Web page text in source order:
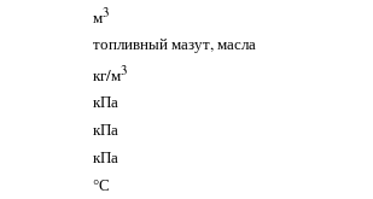
м3
топливный мазут, масла
кг/м3
кПа
кПа
кПа
°С